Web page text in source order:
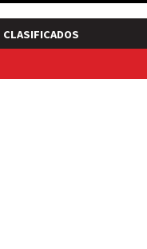
CLASIFICADOS